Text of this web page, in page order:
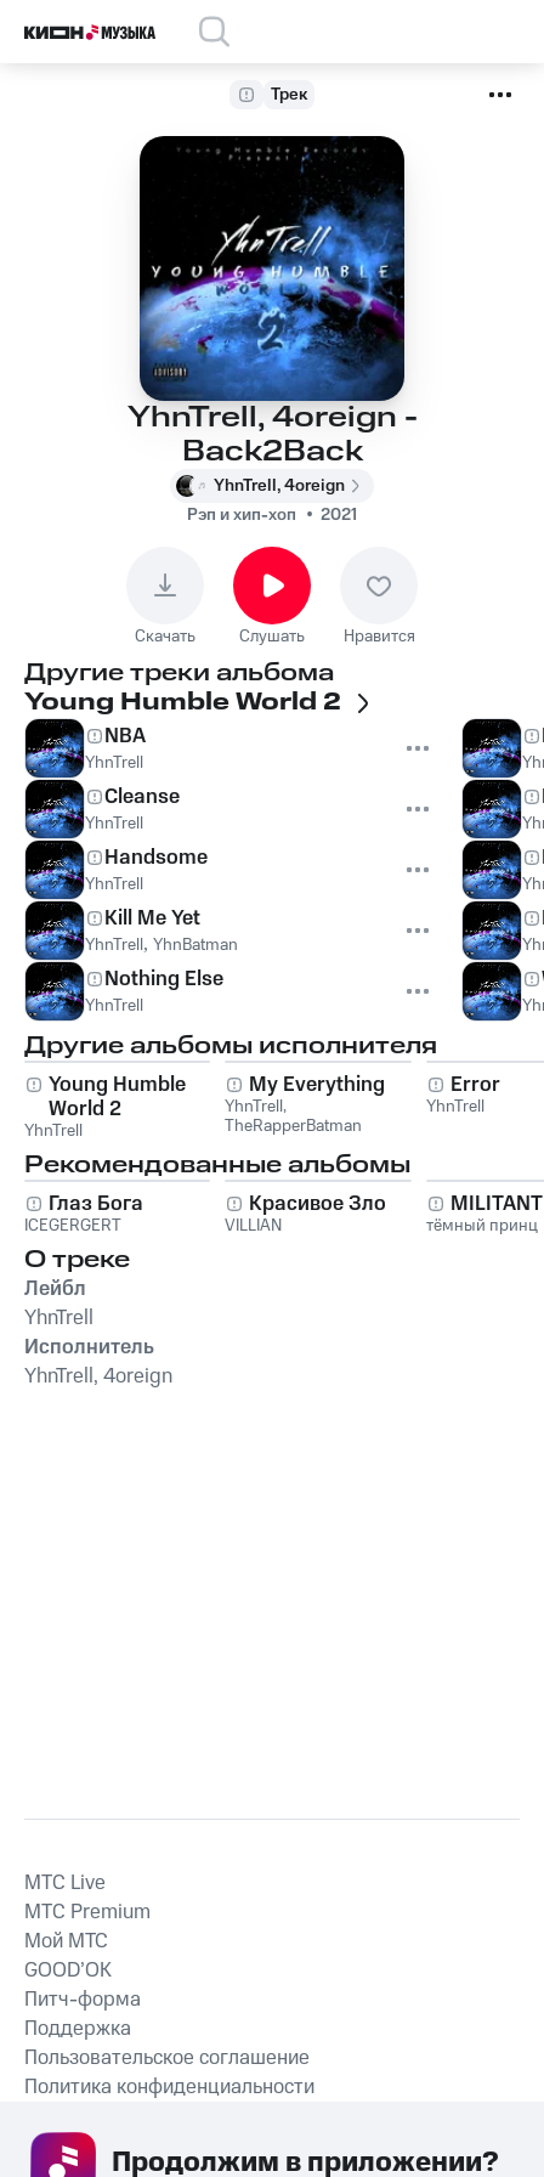
Трек
YhnTrell, 4oreign -
Back2Back
YhnTrell, 4oreign
Рэп и хип-хоп
2021
Скачать Слушать Нравится
Другие треки альбома
Young Humble World 2
NBA
YhnTrell
Cleanse
YhnTrell
Handsome
YhnTrell
Kill Me Yet
YhnTrell, YhnBatman
Nothing Else
YhnTrell
Другие альбомы исполнителя
Young Humble
World 2
YhnTrell
My Everything
YhnTrell,
TheRapperBatman
Error
YhnTrell
Рекомендованные альбомы
Глаз Бога
ICEGERGERT
Красивое Зло
VILLIAN тёмный принц
О треке
Лейбл
YhnTrell
Исполнитель
YhnTrell, 4oreign
СКАЧАТЬ ПРИЛОЖЕНИЕ
MTС Live
MTС Premium
Мой МТС
GOOD’OK
Питч-форма
Поддержка
Пользовательское соглашение
Политика конфиденциальности